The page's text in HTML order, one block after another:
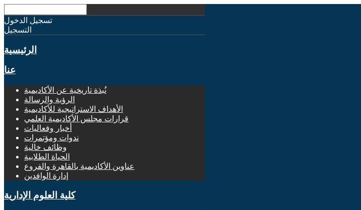
تسجيل الدخول
التسجيل
الرئيسية
عنا
نُبذة تاريخية عن الأكاديمية
الرؤية والرسالة
الأهداف الاستراتيجية للأكاديمية
قرارات مجلس الأكاديمية العلمي
أخبار وفعاليات
ندوات ومؤتمرات
وظائف خالية
الحياة الطلابية
عناوين الأكاديمية بالقاهرة والفروع
إدارة الوافدين
كلية العلوم الإدارية